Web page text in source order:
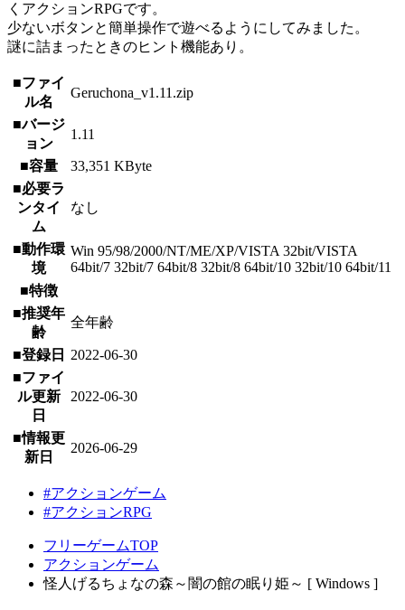
くアクションRPGです。
少ないボタンと簡単操作で遊べるようにしてみました。
謎に詰まったときのヒント機能あり。
■ファイ
ル名
Geruchona_v1.11.zip
■バージ
ョン
1.11
■容量
33,351 KByte
■必要ラ
ンタイ
ム
なし
■動作環
境
Win 95/98/2000/NT/ME/XP/VISTA 32bit/VISTA
64bit/7 32bit/7 64bit/8 32bit/8 64bit/10 32bit/10 64bit/11
■特徴
■推奨年
齢
全年齢
■登録日
2022-06-30
■ファイ
ル更新
日
2022-06-30
■情報更
新日
2026-06-29
#アクションゲーム
#アクションRPG
フリーゲームTOP
アクションゲーム
怪人げるちょなの森～闇の館の眠り姫～ [ Windows ]